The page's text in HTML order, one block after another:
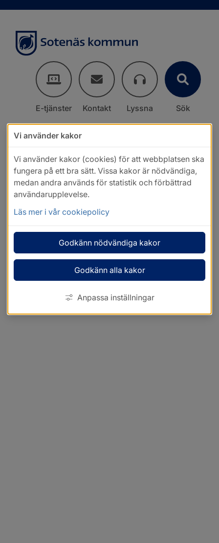
E-tjänster Kontakt Lyssna Sök
Vi använder kakor
Vi använder kakor (cookies) för att webbplatsen ska
fungera på ett bra sätt. Vissa kakor är nödvändiga,
medan andra används för statistik och förbättrad
användarupplevelse.
Läs mer i vår cookiepolicy
Godkänn nödvändiga kakor
Godkänn alla kakor
Anpassa inställningar